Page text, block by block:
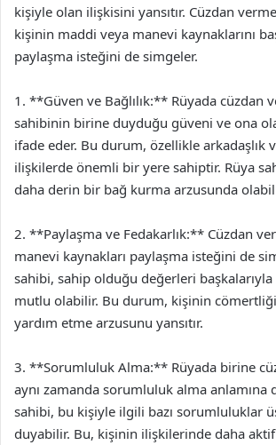
kişiyle olan ilişkisini yansıtır. Cüzdan
kişinin maddi veya manevi kaynaklarını
paylaşma isteğini de simgeler.
1. **Güven ve Bağlılık:** Rüyada cüzdan
sahibinin birine duyduğu güveni ve ona
ifade eder. Bu durum, özellikle arkadaşlık
ilişkilerde önemli bir yere sahiptir. Rüya
daha derin bir bağ kurma arzusunda
2. **Paylaşma ve Fedakarlık:** Cüzdan
manevi kaynakları paylaşma isteğini de
sahibi, sahip olduğu değerleri
mutlu olabilir. Bu durum, kişinin
yardım etme arzusunu yansıtır.
3. **Sorumluluk Alma:** Rüyada birine
aynı zamanda sorumluluk alma anlamına
sahibi, bu kişiyle ilgili bazı sorumluluklar
duyabilir. Bu, kişinin ilişkilerinde daha